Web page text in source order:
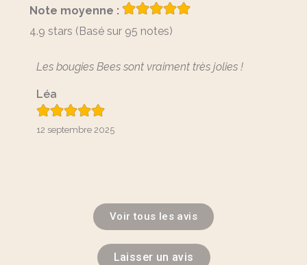
Note moyenne :
4.9 stars (Basé sur 95 notes)
Les bougies Bees sont vraiment très jolies !
Léa
12 septembre 2025
Voir tous les avis
Laisser un avis